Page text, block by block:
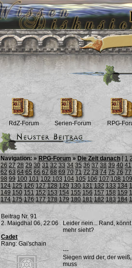
RdZ-Forum Serien-Forum RPG-
Navigation: » RPG-Forum » Die Zeit danach [1
26 27 28 29 30 31 32 33 34 35 36 37 38 39 40 41
62 63 64 65 66 67 68 69 70 71 72 73 74 75 76 77
98 99 100 101 102 103 104 105 106 107 108 109
124 125 126 127 128 129 130 131 132 133 134
149 150 151 152 153 154 155 156 157 158 159
174 175 176 177 178 179 180 181 182 183 184
Beitrag Nr. 91
2. Maigdhal 06, 22:06
Cadet
Rang: Gai'schain
Leider nein... Rand,
mehr sieht?
---
Siegen wird der, der
muss